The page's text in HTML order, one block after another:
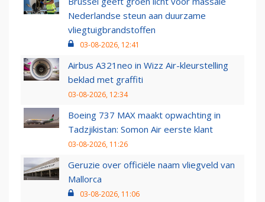
Nederlandse steun aan duurzame
vliegtuigbrandstoffen
03-08-2026, 12:41
Airbus A321neo in Wizz Air-kleurstelling
beklad met graffiti
03-08-2026, 12:34
Boeing 737 MAX maakt opwachting in
Tadzjikistan: Somon Air eerste klant
03-08-2026, 11:26
Geruzie over officiële naam vliegveld van
Mallorca
03-08-2026, 11:06